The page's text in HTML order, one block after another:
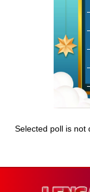
Selected poll is not